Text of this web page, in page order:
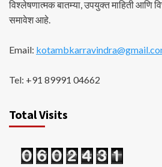
विश्लेषणात्मक बातम्या, उपयुक्त माहिती आणि
समावेश आहे.
Email:
Tel: +91 89991 04662
Total Visits